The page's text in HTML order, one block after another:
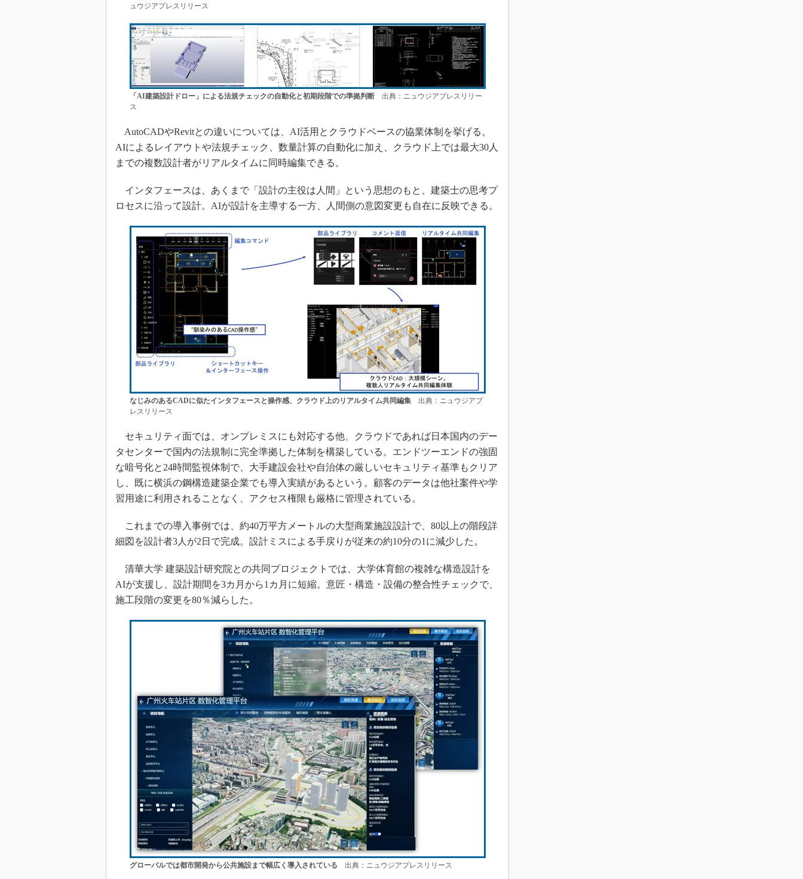
ュウジアプレスリリース
「AI建築設計ドロー」による法規チェックの自動化と初期段階での準拠判断出典：ニュウジアプレスリリー
ス
AutoCADやRevitとの違いについては、AI活用とクラウドベースの協業体制を挙げる。
AIによるレイアウトや法規チェック、数量計算の自動化に加え、クラウド上では最大30人
までの複数設計者がリアルタイムに同時編集できる。
インタフェースは、あくまで「設計の主役は人間」という思想のもと、建築士の思考プ
ロセスに沿って設計。AIが設計を主導する一方、人間側の意図変更も自在に反映できる。
なじみのあるCADに似たインタフェースと操作感、クラウド上のリアルタイム共同編集出典：ニュウジアプ
レスリリース
セキュリティ面では、オンプレミスにも対応する他、クラウドであれば日本国内のデー
タセンターで国内の法規制に完全準拠した体制を構築している。エンドツーエンドの強固
な暗号化と24時間監視体制で、大手建設会社や自治体の厳しいセキュリティ基準もクリア
し、既に横浜の鋼構造建築企業でも導入実績があるという。顧客のデータは他社案件や学
習用途に利用されることなく、アクセス権限も厳格に管理されている。
これまでの導入事例では、約40万平方メートルの大型商業施設設計で、80以上の階段詳
細図を設計者3人が2日で完成。設計ミスによる手戻りが従来の約10分の1に減少した。
清華大学 建築設計研究院との共同プロジェクトでは、大学体育館の複雑な構造設計を
AIが支援し、設計期間を3カ月から1カ月に短縮。意匠・構造・設備の整合性チェックで、
施工段階の変更を80％減らした。
グローバルでは都市開発から公共施設まで幅広く導入されている 出典：ニュウジアプレスリリース